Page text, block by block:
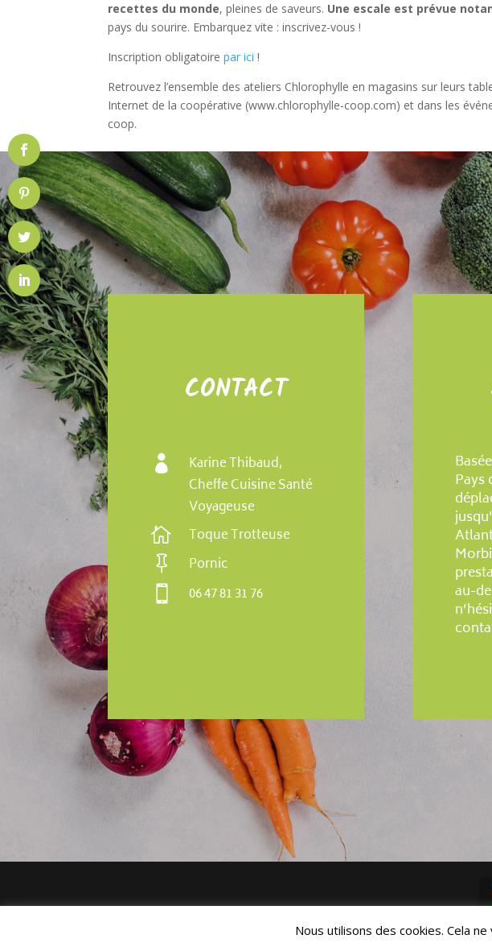
recettes du monde, pleines de saveurs. Une escale est prévue
pays du sourire. Embarquez vite : inscrivez-vous !
Inscription obligatoirepar ici!
Retrouvez l’ensemble des ateliers Chlorophylle en magasins sur leurs
Internet de la coopérative (www.chlorophylle-coop.com) et dans les
coop.
CONTACT

Karine Thibaud,
Cheffe Cuisine Santé
Voyageuse
 Toque Trotteuse
 Pornic
06 47 81 31 76
Pays
au-
Réalisé avec ♥
Nous utilisons des cookies. Cela